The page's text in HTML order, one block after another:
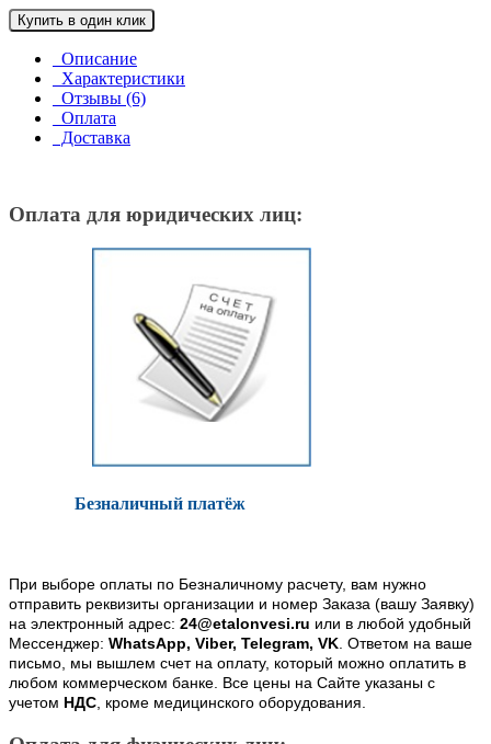
Купить в один клик
Описание
Характеристики
Отзывы (6)
Оплата
Доставка
Оплата для юридических лиц:
Безналичный платёж
При выборе оплаты по Безналичному расчету, вам нужно
отправить реквизиты организации и номер Заказа (вашу Заявку)
на электронный адрес: 24@etalonvesi.ru или в любой удобный
Мессенджер: WhatsApp, Viber, Telegram, VK. Ответом на ваше
письмо, мы вышлем счет на оплату, который можно оплатить в
любом коммерческом банке. Все цены на Сайте указаны с
учетом НДС, кроме медицинского оборудования.